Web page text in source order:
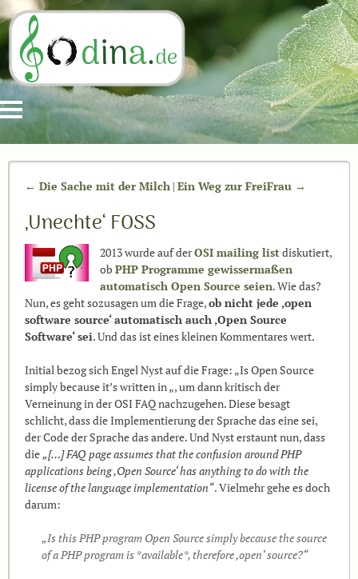
← Die Sache mit der Milch| Ein Weg zur FreiFrau →
‚Unechte‘ FOSS
2013 wurde auf derOSI mailing list diskutiert,
ob PHP Programme gewissermaßen
automatisch Open Source seien. Wie das?
Nun, es geht sozusagen um die Frage,ob nicht jede ‚open
software source‘ automatisch auch ‚Open Source
Software‘ sei. Und das ist eines kleinen Kommentares wert.
Initial bezog sich Engel Nyst auf die Frage: „Is Open Source
simply because it’s written in „, um dann kritisch der
Verneinung in der OSI FAQ nachzugehen. Diese besagt
schlicht, dass die Implementierung der Sprache das eine sei,
der Code der Sprache das andere. Und Nyst erstaunt nun, dass
die„[…] FAQ page assumes that the confusion around PHP
applications being ‚Open Source‘ has anything to do with the
license of the language implementation“. Vielmehr gehe es doch
darum:
„Is this PHP program Open Source simply because the source
of a PHP program is *available*, therefore ‚open‘ source?“